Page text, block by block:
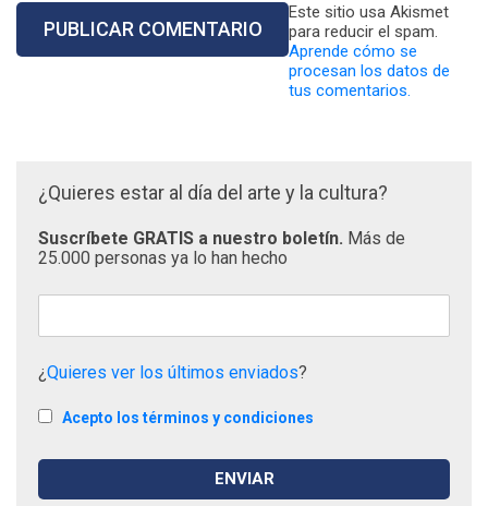
Este sitio usa Akismet
para reducir el spam.
Aprende cómo se
procesan los datos de
tus comentarios.
¿Quieres estar al día del arte y la cultura?
Suscríbete GRATIS a nuestro boletín. Más de
25.000 personas ya lo han hecho
¿Quieres ver los últimos enviados?
Acepto los términos y condiciones